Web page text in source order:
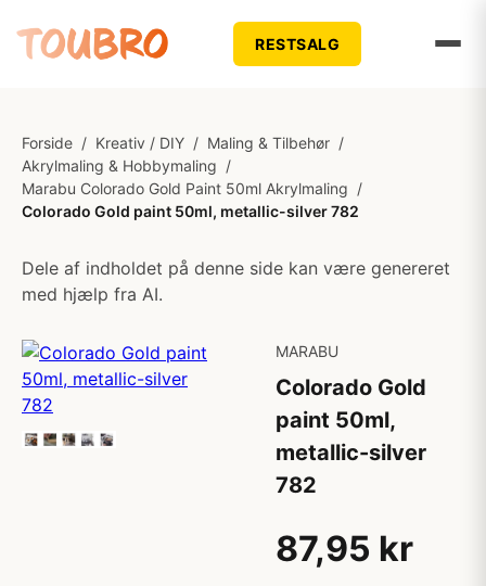
RESTSALG
Forside / Kreativ / DIY / Maling & Tilbehør /
Akrylmaling & Hobbymaling /
Marabu Colorado Gold Paint 50ml Akrylmaling /
Colorado Gold paint 50ml, metallic-silver 782
Dele af indholdet på denne side kan være genereret
med hjælp fra AI.
MARABU
Colorado Gold
paint 50ml,
metallic-silver
782
87,95 kr